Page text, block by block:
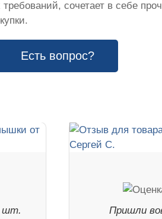
сочетает в себе
Есть вопрос?
шт.
Пришли